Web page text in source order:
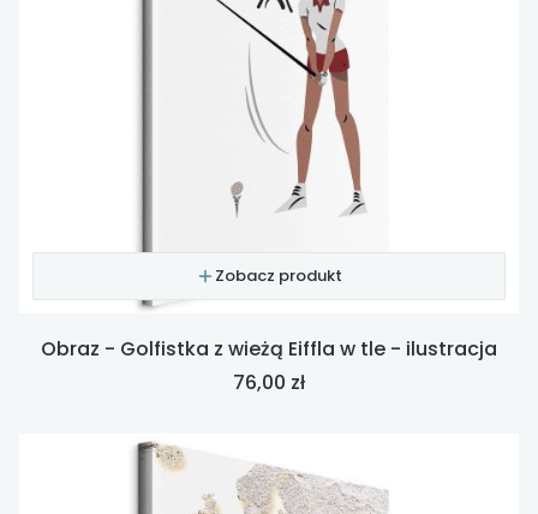
Zobacz produkt
Obraz - Golfistka z wieżą Eiffla w tle - ilustracja
Cena
76,00 zł